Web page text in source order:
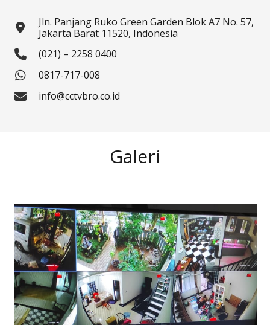
Jln. Panjang Ruko Green Garden Blok A7 No. 57,
Jakarta Barat 11520, Indonesia
(021) – 2258 0400
0817-717-008
info@cctvbro.co.id
Galeri